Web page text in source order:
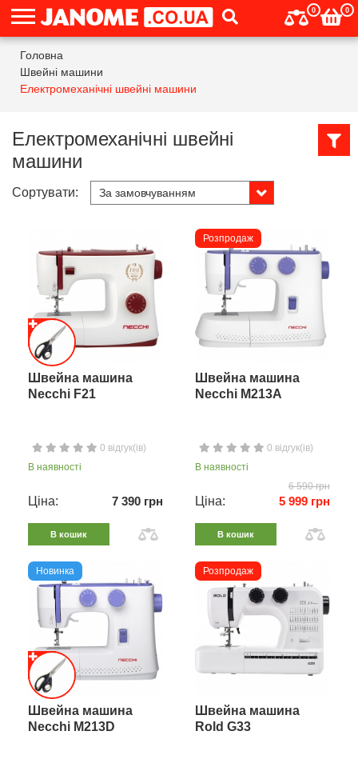
0 0
Головна
Швейні машини
Електромеханічні швейні машини
Електромеханічні швейні
машини
Сортувати:
Швейна машина
Necchi F21
0 відгук(ів)
В наявності
Ціна: 7 390 грн
В кошик
Розпродаж
Швейна машина
Necchi M213A
0 відгук(ів)
В наявності
6 590 грн
Ціна: 5 999 грн
В кошик
Новинка
Швейна машина
Necchi M213D
Розпродаж
Швейна машина
Rold G33